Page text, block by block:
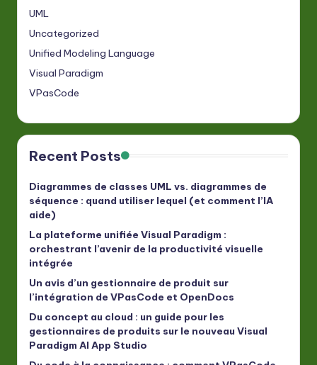
UML
Uncategorized
Unified Modeling Language
Visual Paradigm
VPasCode
Recent Posts
Diagrammes de classes UML vs. diagrammes de
séquence : quand utiliser lequel (et comment l’IA
aide)
La plateforme unifiée Visual Paradigm :
orchestrant l’avenir de la productivité visuelle
intégrée
Un avis d’un gestionnaire de produit sur
l’intégration de VPasCode et OpenDocs
Du concept au cloud : un guide pour les
gestionnaires de produits sur le nouveau Visual
Paradigm AI App Studio